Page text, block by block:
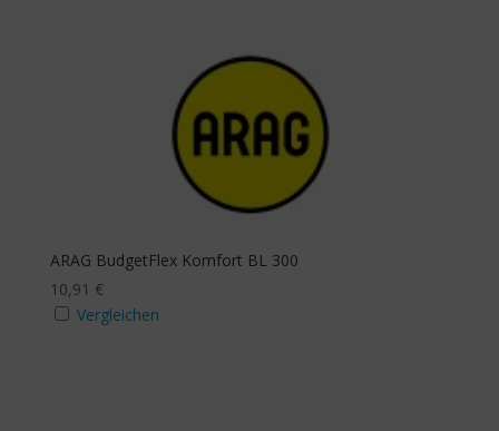
ARAG BudgetFlex Komfort BL 300
10,91 €
Vergleichen